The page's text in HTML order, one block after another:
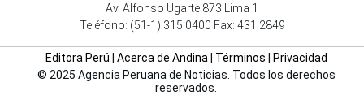
Av. Alfonso Ugarte 873 Lima 1
Teléfono: (51-1) 315 0400 Fax: 431 2849
Editora Perú Acerca de Andina Términos
Privacidad
© 2025 Agencia Peruana de Noticias. Todos los derechos
reservados.